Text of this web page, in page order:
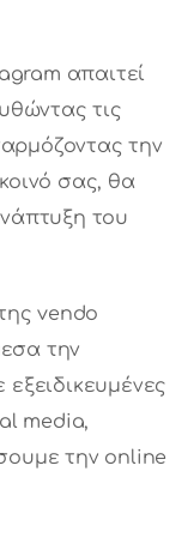
απαιτεί
τις
την
σας, θα
του
vendo
την
media,
την online